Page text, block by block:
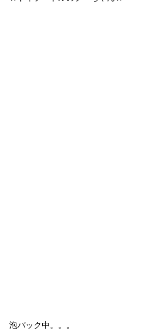
泡パック中。。。